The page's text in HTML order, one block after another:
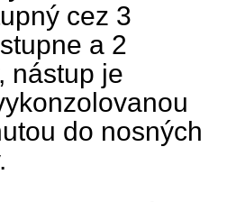
cez 3
a 2
nástup je
do nosných